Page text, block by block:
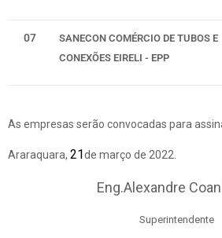
07
SANECON COMÉRCIO DE TUBOS E
CONEXÕES EIRELI - EPP
As empresas serão convocadas para
Araraquara, 21de março de 2022.
Eng.Alexandre
Superintendente